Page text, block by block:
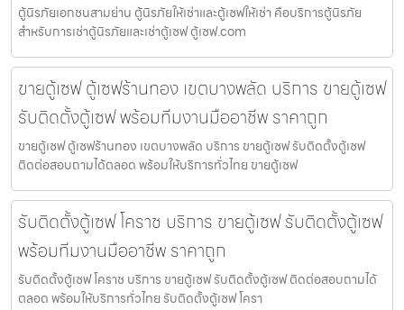
ตู้นิรภัยเอกชนสามย่าน ตู้นิรภัยให้เช่าและตู้เซฟให้เช่า คือบริการตู้นิรภัย
สำหรับการเช่าตู้นิรภัยและเช่าตู้เซฟ ตู้เซฟ.com
ขายตู้เซฟ ตู้เซฟร้านทอง เขตบางพลัด บริการ ขายตู้เซฟ
รับติดตั้งตู้เซฟ พร้อมทีมงานมืออาชีพ ราคาถูก
ขายตู้เซฟ ตู้เซฟร้านทอง เขตบางพลัด บริการ ขายตู้เซฟ รับติดตั้งตู้เซฟ
ติดต่อสอบถามได้ตลอด พร้อมให้บริการทั่วไทย ขายตู้เซฟ
รับติดตั้งตู้เซฟ โคราช บริการ ขายตู้เซฟ รับติดตั้งตู้เซฟ
พร้อมทีมงานมืออาชีพ ราคาถูก
รับติดตั้งตู้เซฟ โคราช บริการ ขายตู้เซฟ รับติดตั้งตู้เซฟ ติดต่อสอบถามได้
ตลอด พร้อมให้บริการทั่วไทย รับติดตั้งตู้เซฟ โครา